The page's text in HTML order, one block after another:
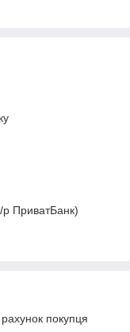
р ПриватБанк)
покупця